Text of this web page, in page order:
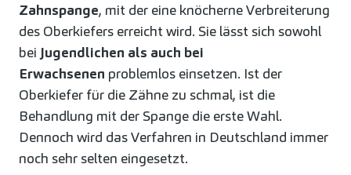
Zahnspange, mit der eine knöcherne Verbreiterung
des Oberkiefers erreicht wird. Sie lässt sich sowohl
bei Jugendlichen als auch bei
Erwachsenen problemlos einsetzen. Ist der
Oberkiefer für die Zähne zu schmal, ist die
Behandlung mit der Spange die erste Wahl.
Dennoch wird das Verfahren in Deutschland immer
noch sehr selten eingesetzt.